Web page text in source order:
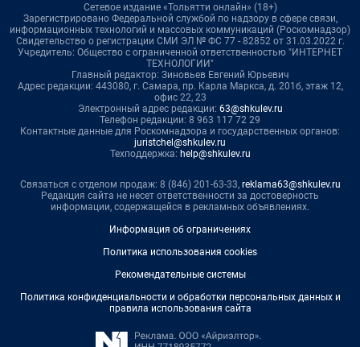
Сетевое издание «Тольятти онлайн» (18+)
Зарегистрировано Федеральной службой по надзору в сфере связи,
информационных технологий и массовых коммуникаций (Роскомнадзор)
Свидетельство о регистрации СМИ ЭЛ № ФС 77 - 82852 от 31.03.2022 г.
Учредитель: Общество с ограниченной ответственностью "ИНТЕРНЕТ
ТЕХНОЛОГИИ"
Главный редактор: Зиновьев Евгений Юрьевич
Адрес редакции: 443080, г. Самара, пр. Карла Маркса, д. 201б, этаж 12,
офис 22, 23
Электронный адрес редакции: 63@shkulev.ru
Телефон редакции: 8 963 117 72 29
Контактные данные для Роскомнадзора и государственных органов:
juristchel@shkulev.ru
Техподдержка: help@shkulev.ru
Связаться с отделом продаж: 8 (846) 201-63-33, reklama63@shkulev.ru
Редакция сайта не несет ответственности за достоверность
информации, содержащейся в рекламных объявлениях.
Информация об ограничениях
Политика использования cookies
Рекомендательные системы
Политика конфиденциальности и обработки персональных данных и
правила использования сайта